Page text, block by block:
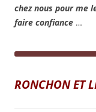
chez nous pour me
faire confiance …
RONCHON ET